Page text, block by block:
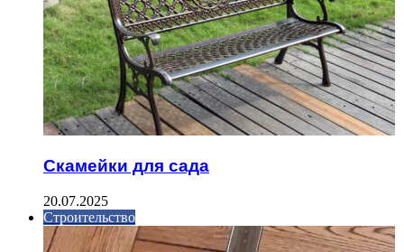
Скамейки для сада
20.07.2025
Строительство